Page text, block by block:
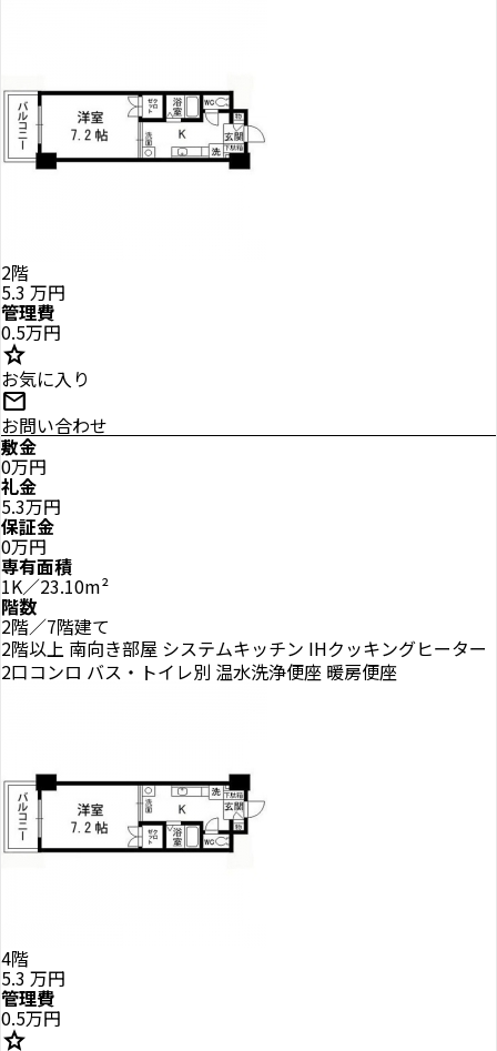
2階
5.3 万円
管理費
0.5万円
star
お気に入り
mail
お問い合わせ
敷金
0万円
礼金
5.3万円
保証金
0万円
専有面積
1K／23.10m²
階数
2階／7階建て
2階以上 南向き部屋 システムキッチン IHクッキングヒーター
2口コンロ バス・トイレ別 温水洗浄便座 暖房便座
4階
5.3 万円
管理費
0.5万円
star